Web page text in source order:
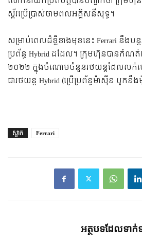
ស្ព័រ​ប្រើ​ប្រាស់​ថាមពល​អគ្គិសនី​សុទ្ធ។
សម្រាប់​ពេល​ដ៏​ខ្លី​ខាង​មុខ​នេះ Ferrari នឹង​បន្
ប្រព័ន្ធ Hybrid ដដែល។ ក្រុមហ៊ុន​បាន​កំណត់​
២០២២ ​ក្នុង​ចំណោម​​​ចំនួន​រថយន្ត​ដែល​លក់​
ជា​រថយន្ត​ Hybrid (ប្រើ​ប្រព័ន្ធ​ម៉ាស៊ីន បូក​នឹ
ស្លាក Ferrari
អត្ថបទ​ដែល​ទាក់